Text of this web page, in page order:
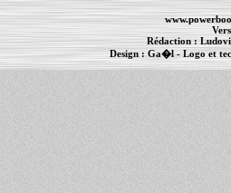
Rédaction :
Design : Ga�l- Logo et